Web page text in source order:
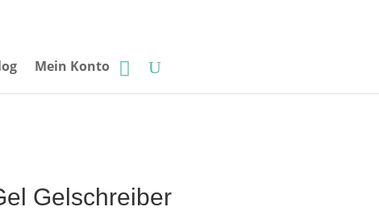
Mein Konto
Gelschreiber